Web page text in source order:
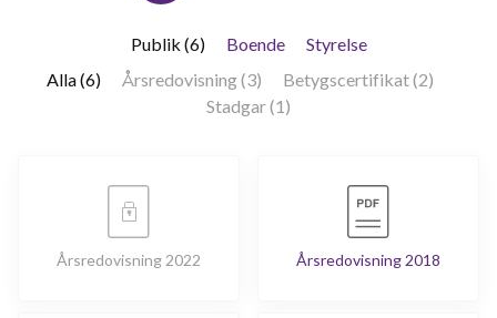
Publik (6) Boende
Styrelse
Alla (6)
Årsredovisning (3)
Betygscertifikat (2)
Stadgar (1)
Årsredovisning 2022 Årsredovisning 2018